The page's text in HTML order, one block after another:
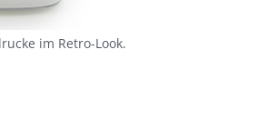
im Retro-Look.